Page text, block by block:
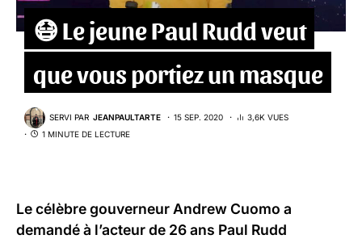
😷 Le jeune Paul Rudd veut
que vous portiez un masque
SERVI PAR JEANPAULTARTE 15 SEP. 2020
3,6K VUES
1 MINUTE DE LECTURE
Le célèbre gouverneur Andrew Cuomo a
demandé à l’acteur de 26 ans Paul Rudd